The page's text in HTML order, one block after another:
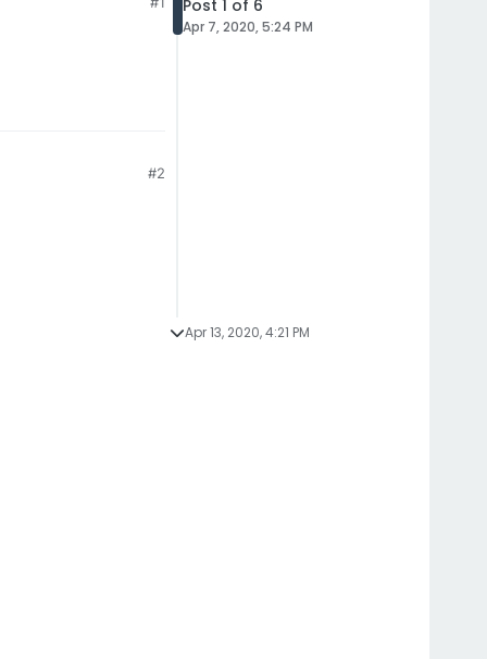
#2
Post 1 of 6
Apr 7, 2020, 5:24 PM
Apr 13, 2020, 4:21 PM